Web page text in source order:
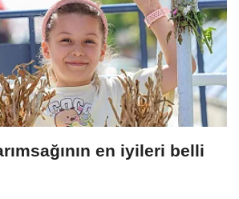
en iyileri belli